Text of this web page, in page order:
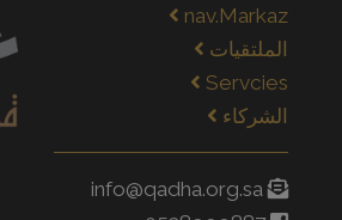
nav.Markaz
الملتقيات
Servcies
الشركاء
info@qadha.org.sa